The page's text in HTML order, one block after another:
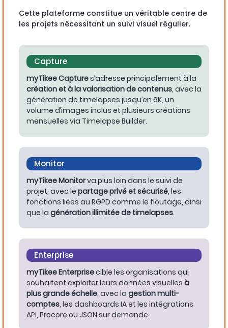
Cette plateforme constitue un véritable centre de
les projets nécessitant un suivi visuel régulier.
Capture
myTikee Captures’adresse principalement à la
création et à la valorisation de contenus, avec la
génération de timelapses jusqu’en 6K, un
volume d’images inclus et plusieurs créations
mensuelles via Timelapse Builder.
Monitor
myTikee Monitorva plus loin dans le suivi de
projet, avec le partage privé et sécurisé, les
fonctions liées au RGPD comme le floutage, ainsi
que la génération illimitée de timelapses.
Enterprise
myTikee Enterprisecible les organisations qui
souhaitent exploiter leurs données visuelles à
plus grande échelle, avec la gestion multi-
comptes, les dashboards IA et les intégrations
API, Procore ou JSON sur demande.